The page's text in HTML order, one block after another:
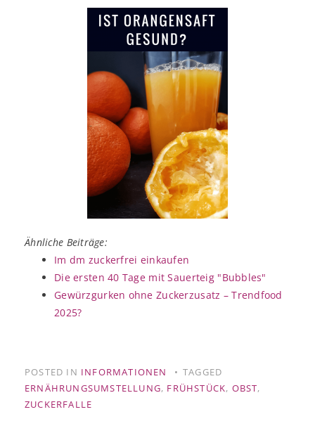
Ähnliche Beiträge:
Im dm zuckerfrei einkaufen
Die ersten 40 Tage mit Sauerteig "Bubbles"
Gewürzgurken ohne Zuckerzusatz – Trendfood
2025?
POSTED IN INFORMATIONEN
TAGGED
ERNÄHRUNGSUMSTELLUNG, FRÜHSTÜCK, OBST,
ZUCKERFALLE